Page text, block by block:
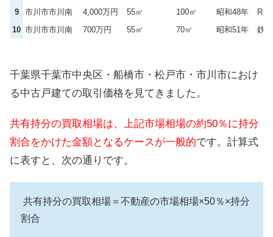
9
市川市市川南 4,000万円 55㎡ 100㎡ 昭和48年
RC
10 市川市市川南 700万円 55㎡ 70㎡ 昭和51年 鉄
千葉県千葉市中央区・船橋市・松戸市・市川市におけ
る中古戸建ての取引価格を見てきました。
共有持分の買取相場は、上記市場相場の約50％に持分
割合をかけた金額となるケースが一般的です。計算式
に表すと、次の通りです。
共有持分の買取相場＝不動産の市場相場×50％×持分
割合